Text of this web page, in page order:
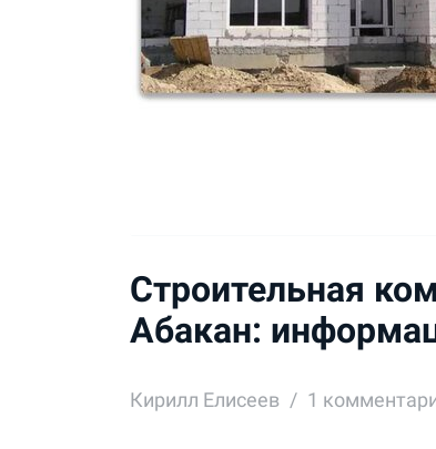
Строительная
Абакан:
Кирилл Елисеев 1